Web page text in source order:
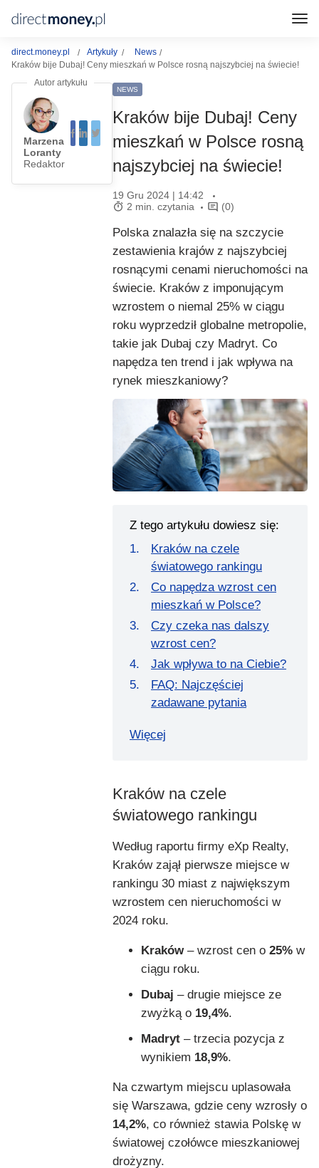
direct.money.pl Artykuły
News
Kraków bije Dubaj! Ceny mieszkań w Polsce rosną najszybciej na świecie!
Marzena
Loranty
Redaktor
NEWS
Kraków bije Dubaj! Ceny
mieszkań w Polsce rosną
najszybciej na świecie!
19 Gru 2024 | 14:42
2 min. czytania
(0)
Polska znalazła się na szczycie
zestawienia krajów z najszybciej
rosnącymi cenami nieruchomości na
świecie. Kraków z imponującym
wzrostem o niemal 25% w ciągu
roku wyprzedził globalne metropolie,
takie jak Dubaj czy Madryt. Co
napędza ten trend i jak wpływa na
rynek mieszkaniowy?
Z tego artykułu dowiesz się:
Kraków na czele
światowego rankingu
Co napędza wzrost cen
mieszkań w Polsce?
Czy czeka nas dalszy
wzrost cen?
Jak wpływa to na Ciebie?
FAQ: Najczęściej
zadawane pytania
Więcej
Kraków na czele
światowego rankingu
Według raportu firmy eXp Realty,
Kraków zajął pierwsze miejsce w
rankingu 30 miast z największym
wzrostem cen nieruchomości w
2024 roku.
Kraków– wzrost cen o 25% w
ciągu roku.
Dubaj – drugie miejsce ze
zwyżką o 19,4%.
Madryt – trzecia pozycja z
wynikiem 18,9%.
Na czwartym miejscu uplasowała
się Warszawa, gdzie ceny wzrosły o
14,2%, co również stawia Polskę w
światowej czołówce mieszkaniowej
drożyzny.